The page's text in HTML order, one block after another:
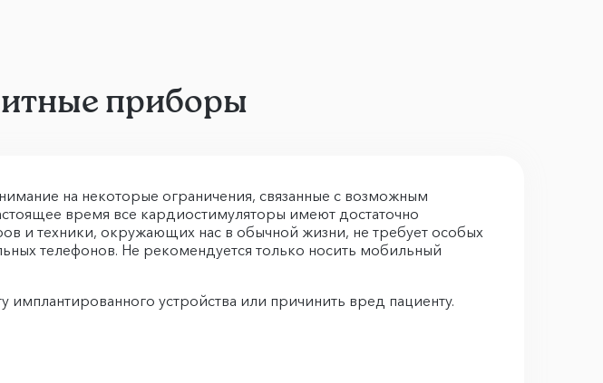
приборы
на некоторые ограничения, связанные с возможным
время все кардиостимуляторы имеют достаточно
и техники, окружающих нас в обычной жизни, не требует особых
телефонов. Не рекомендуется только носить мобильный
устройства или причинить вред пациенту.